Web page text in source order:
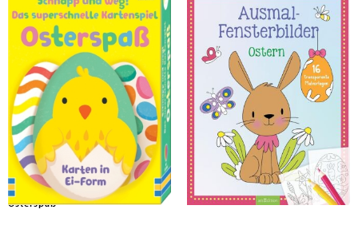
Wheatley, Abigail
Schnapp und weg! Das
superschnelle Kartenspiel:
Osterspaß
Ausmal-Fensterbilder - Ostern